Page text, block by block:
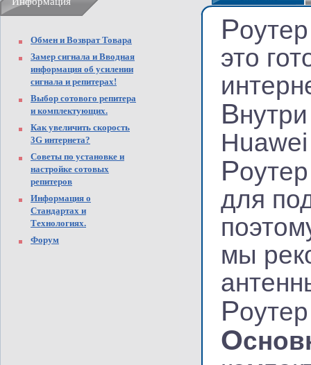
Обмен и Возврат Товара
Замер сигнала и Вводная
информация об усилении
сигнала и репитерах!
Выбор сотового репитера
и комплектующих.
Как увеличить скорость
3G интернета?
Советы по установке и
настройке сотовых
репитеров
Информация о
Стандартах и
Технологиях.
Форум
Р
это
В
Р
для
мы
Р
О